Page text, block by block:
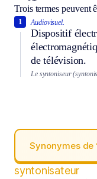
Trois termes peuvent
Audiovisuel.
Dispositif
de télévision.
1
Le syntoniseur
Synonymes de
syntonisateur